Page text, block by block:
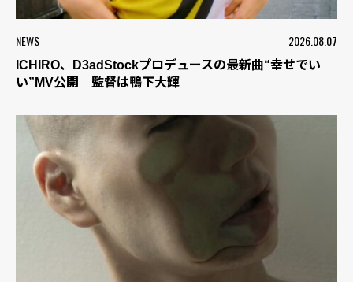
NEWS 2026.08.07
ICHIRO、D3adStockプロデュースの最新曲“幸せでい
い”MV公開 監督は鴨下大輝